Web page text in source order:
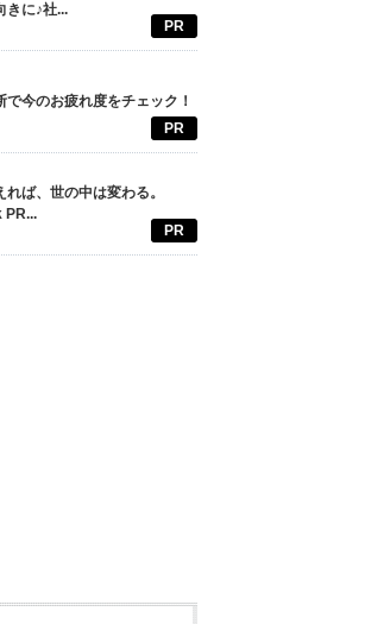
きに♪社...
PR
で今のお疲れ度をチェック！
PR
れば、世の中は変わる。
PR...
PR